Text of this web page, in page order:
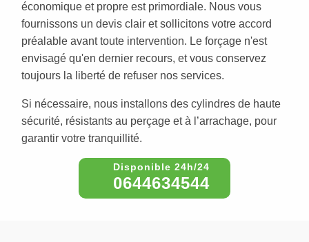
économique et propre est primordiale. Nous vous
fournissons un devis clair et sollicitons votre accord
préalable avant toute intervention. Le forçage n'est
envisagé qu'en dernier recours, et vous conservez
toujours la liberté de refuser nos services.
Si nécessaire, nous installons des cylindres de haute
sécurité, résistants au perçage et à l’arrachage, pour
garantir votre tranquillité.
0644634544